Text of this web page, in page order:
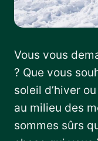
Vous vous
? Que vous
soleil d’hiver
au milieu des
sommes sûrs